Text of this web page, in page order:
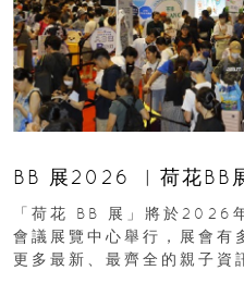
BB 展2026 ︳荷花BB
「荷花 BB 展」將於2026
會議展覽中心舉行，展會
更多最新、最齊全的親子資